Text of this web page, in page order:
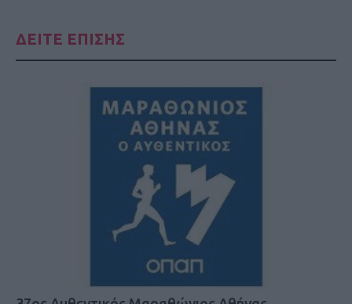
ΔΕΙΤΕ ΕΠΙΣΗΣ